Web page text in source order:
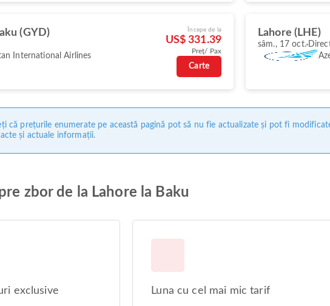
(GYD)
International Airlines
Începe de la
US$ 331.39
Preț/ Pax
Carte
Lahore (LHE)
sâm., 17 oct.
că prețurile enumerate pe această pagină pot să nu fie actualizate și pot fi
și actuale informații.
zbor de la Lahore la Baku
exclusive Luna cu cel mai mic tarif